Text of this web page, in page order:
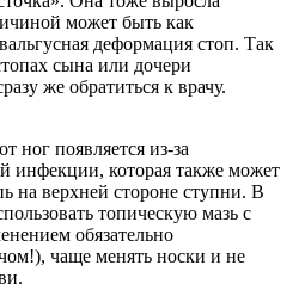
может быть как
деформация стоп. Так
сына или дочери
же обратиться к врачу.
ног появляется из-за
инфекции, которая также может
на верхней стороне ступни. В
топическую мазь с
обязательно
чаще менять носки и не